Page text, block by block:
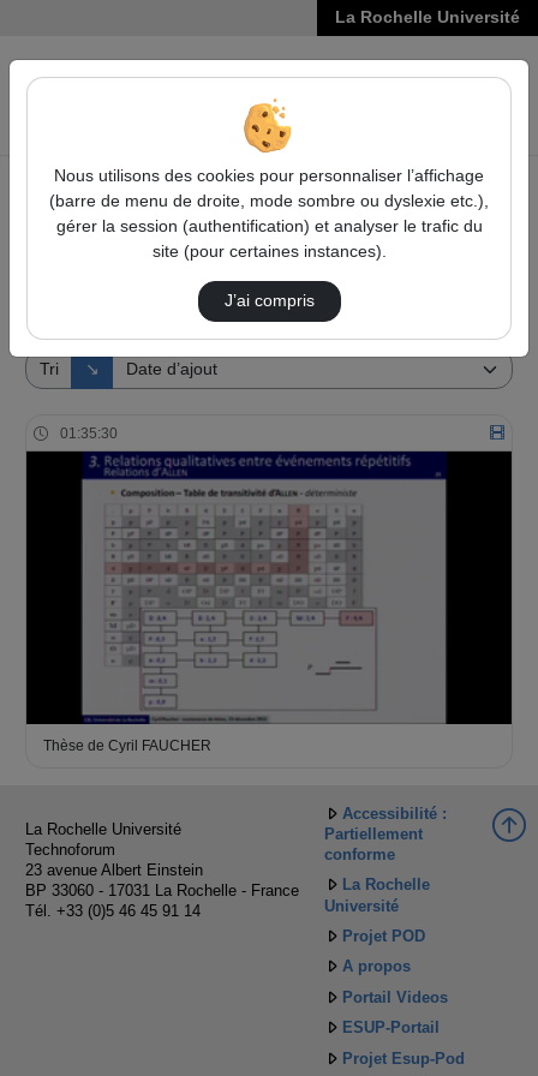
La Rochelle Université
VIDÉOS
Accueil Vidéos
1 vidéo trouvée
Tri ↘
Direction de tri
01:35:30
Thèse de Cyril FAUCHER
La Rochelle Université
Technoforum
23 avenue Albert Einstein
BP 33060 - 17031 La Rochelle - France
Tél. +33 (0)5 46 45 91 14
Accessibilité :
Partiellement
conforme
La Rochelle
Université
Projet POD
A propos
Portail Videos
ESUP-Portail
Projet Esup-Pod
Nous utilisons des cookies pour personnaliser l’affichage
(barre de menu de droite, mode sombre ou dyslexie etc.),
gérer la session (authentification) et analyser le trafic du
site (pour certaines instances).
J’ai compris